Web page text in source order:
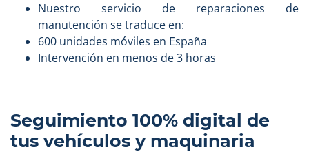
Nuestro servicio de reparaciones de
manutención se traduce en:
600 unidades móviles en España
Intervención en menos de 3 horas
Seguimiento 100% digital de
tus vehículos y maquinaria